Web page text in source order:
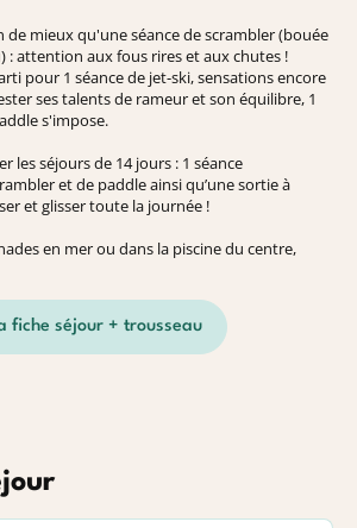
de mieux qu'une séance de scrambler (bouée
: attention aux fous rires et aux chutes !
pour 1 séance de jet-ski, sensations encore
ses talents de rameur et son équilibre, 1
s'impose.
les séjours de 14 jours : 1 séance
et de paddle ainsi qu’une sortie à
et glisser toute la journée !
en mer ou dans la piscine du centre,
fiche séjour + trousseau